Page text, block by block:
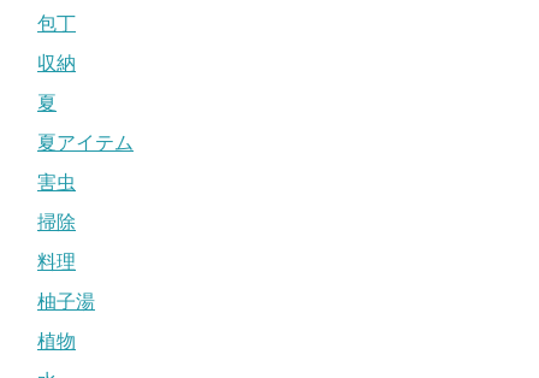
包丁
収納
夏
夏アイテム
害虫
掃除
料理
柚子湯
植物